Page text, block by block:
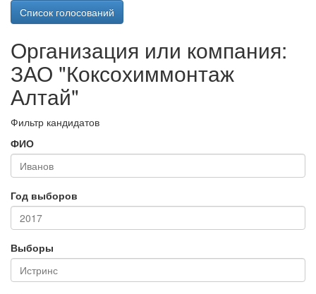
Список голосований
Организация или компания:
ЗАО "Коксохиммонтаж
Алтай"
Фильтр кандидатов
ФИО
Год выборов
Выборы